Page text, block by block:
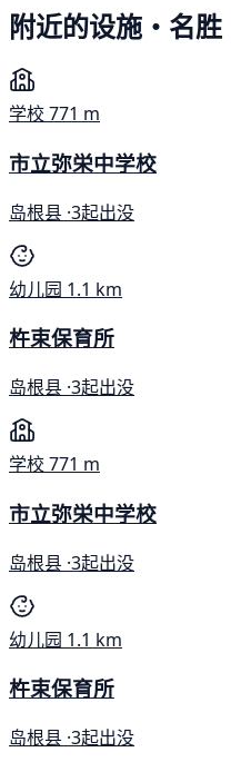
附近的设施・名胜
学校771 m
市立弥栄中学校
岛根县 ·3起出没
幼儿园 1.1 km
杵束保育所
岛根县 ·3起出没
学校771 m
市立弥栄中学校
岛根县 ·3起出没
幼儿园 1.1 km
杵束保育所
岛根县 ·3起出没